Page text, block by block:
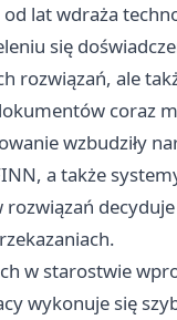
od lat wdraża
się
rozwiązań, ale
coraz
wzbudziły
a także
rozwiązań
w starostwie
wykonuje się